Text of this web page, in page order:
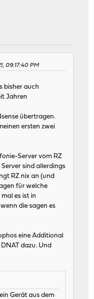
09:17:40 PM
bisher auch
Jahren
übertragen.
ersten zwei
Server vom RZ
sind allerdings
RZ nix an (und
für welche
es ist in
die sagen es
eine Additional
dazu. Und
Gerät aus dem